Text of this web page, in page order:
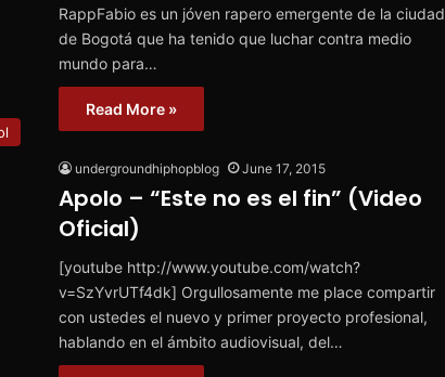
RappFabio es un jóven rapero emergente de la ciudad
de Bogotá que ha tenido que luchar contra medio
mundo para…
Read More »
undergroundhiphopblog June 17, 2015
Apolo – “Este no es el fin” (Video
Oficial)
[youtube http://www.youtube.com/watch?
v=SzYvrUTf4dk] Orgullosamente me place compartir
con ustedes el nuevo y primer proyecto profesional,
hablando en el ámbito audiovisual, del…